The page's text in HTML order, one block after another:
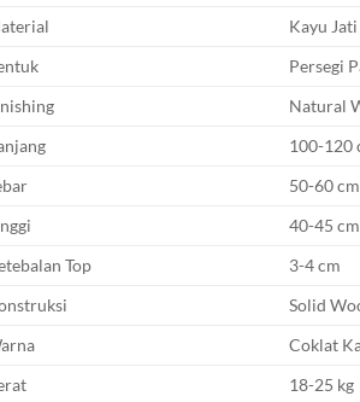
Kayu
Persegi
Natural
100-120
50-60
40-45
Top
3-4 cm
Solid
Coklat
18-25 kg